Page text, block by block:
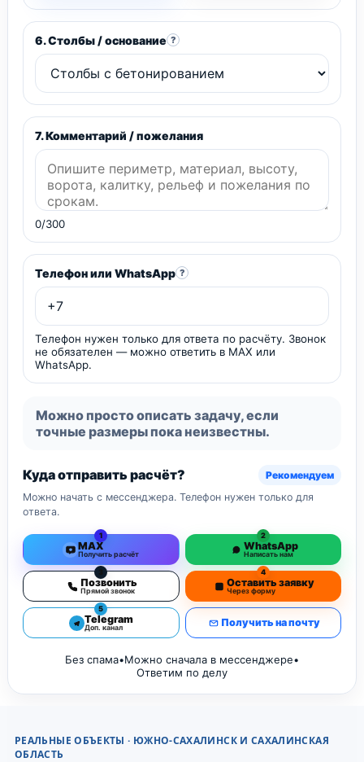
6. Столбы / основание ?
7. Комментарий / пожелания
0/300
Телефон или WhatsApp ?
Телефон нужен только для ответа по расчёту. Звонок
не обязателен — можно ответить в MAX или
WhatsApp.
Можно просто описать задачу, если
точные размеры пока неизвестны.
Куда отправить расчёт?
Рекомендуем
Можно начать с мессенджера. Телефон нужен только для
ответа.
1
MAX
Получить расчёт
2
WhatsApp
Написать нам
3
Позвонить
Прямой звонок
4
Оставить заявку
Через форму
5
Telegram
Доп. канал Получить на почту
Без спама•Можно сначала в мессенджере•
Ответим по делу
РЕАЛЬНЫЕ ОБЪЕКТЫ · ЮЖНО-САХАЛИНСК И САХАЛИНСКАЯ
ОБЛАСТЬ